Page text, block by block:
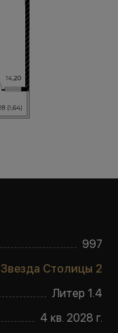
997
Звезда Столицы 2
Литер 1.4
4 кв. 2028 г.